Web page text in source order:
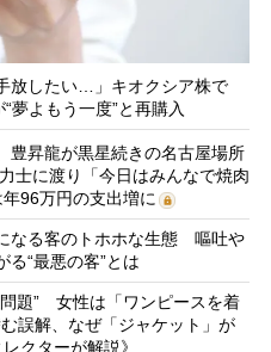
放したい…」キオクシア株で
夢よもう一度”と再購入
豊昇龍が黒星続きの名古屋場所
士に渡り「今日はみんなで焼肉
96万円の支出増に
なる客のトホホな生態 嘔吐や
“最悪の客”とは
題” 女性は「ワンピースを着
誤解、なぜ「ジャケット」が
クターが解説》